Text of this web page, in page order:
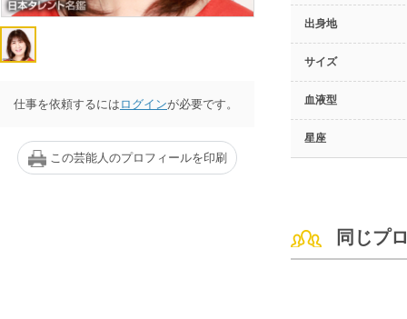
仕事を依頼するには ログインが必要です。
この芸能人のプロフィールを印刷
出身地
サイズ
血液型
星座
同じプ